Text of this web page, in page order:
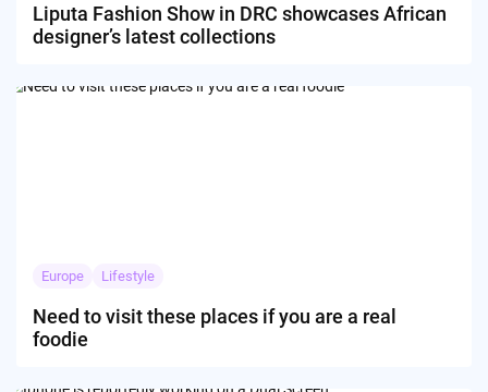
Liputa Fashion Show in DRC showcases African
designer’s latest collections
Europe Lifestyle
Need to visit these places if you are a real
foodie